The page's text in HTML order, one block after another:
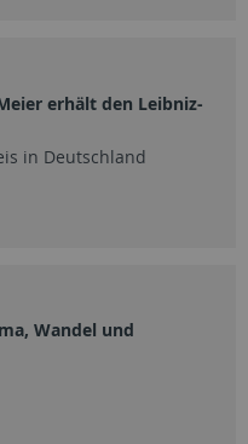
erhält den Leibniz-
in Deutschland
Wandel und